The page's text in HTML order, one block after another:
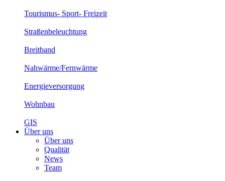
Tourismus- Sport- Freizeit
Straßenbeleuchtung
Breitband
Nahwärme/Fernwärme
Energieversorgung
Wohnbau
GIS
Über uns
Über uns
Qualität
News
Team